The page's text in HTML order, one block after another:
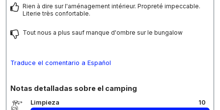
Rien à dire sur l'aménagement intérieur. Propreté impeccable.
Literie très confortable.
Tout nous a plus sauf manque d'ombre sur le bungalow
Traduce el comentario a Español
Notas detalladas sobre el camping
Limpieza 10